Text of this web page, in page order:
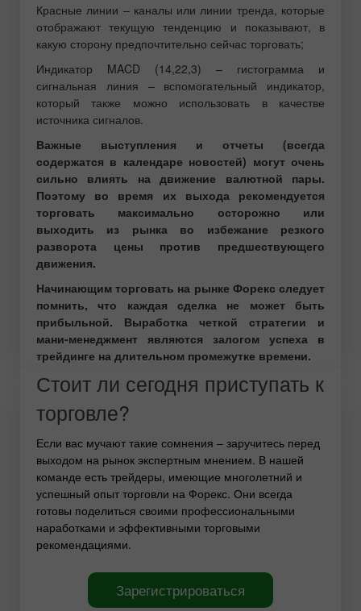
Красные линии – каналы или линии тренда, которые
отображают текущую тенденцию и показывают, в
какую сторону предпочтительно сейчас торговать;
Индикатор MACD (14,22,3) – гистограмма и
сигнальная линия – вспомогательный индикатор,
который также можно использовать в качестве
источника сигналов.
Важные выступления и отчеты (всегда
содержатся в календаре новостей) могут очень
сильно влиять на движение валютной пары.
Поэтому во время их выхода рекомендуется
торговать максимально осторожно или
выходить из рынка во избежание резкого
разворота цены против предшествующего
движения.
Начинающим торговать на рынке Форекс следует
помнить, что каждая сделка не может быть
прибыльной. Выработка четкой стратегии и
мани-менеджмент являются залогом успеха в
трейдинге на длительном промежутке времени.
Стоит ли сегодня приступать к
торговле?
Если вас мучают такие сомнения – заручитесь перед
выходом на рынок экспертным мнением. В нашей
команде есть трейдеры, имеющие многолетний и
успешный опыт торговли на Форекс. Они всегда
готовы поделиться своими профессиональными
наработками и эффективными торговыми
рекомендациями.
Зарегистрироваться